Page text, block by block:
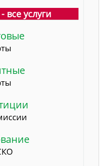
все услуги